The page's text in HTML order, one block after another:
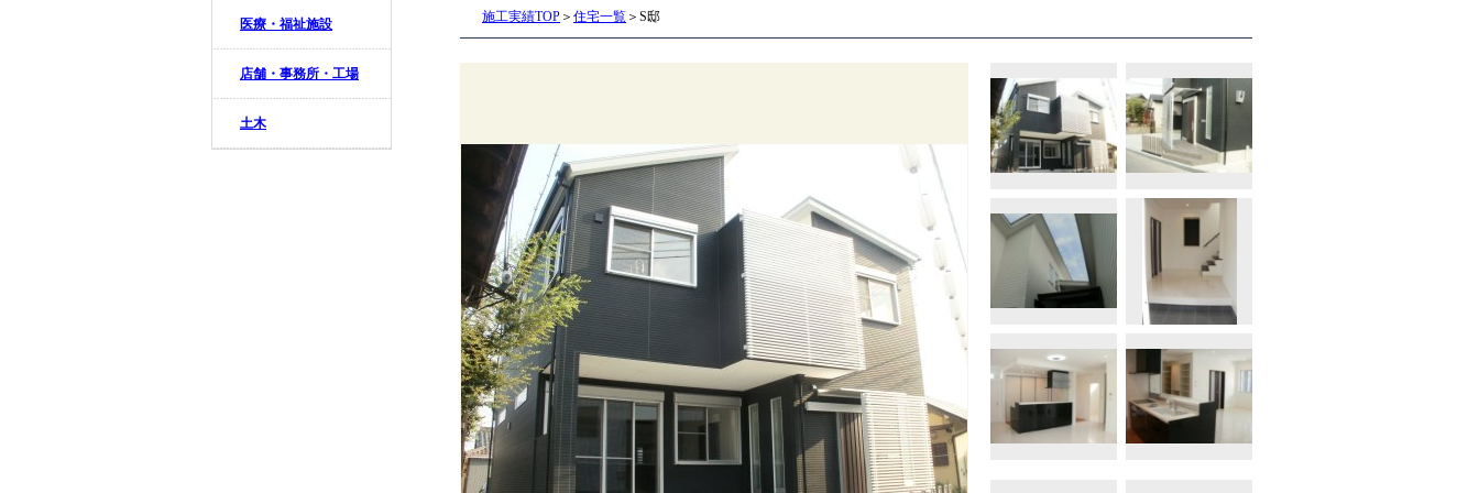
医療・福祉施設
店舗・事務所・工場
土木
施工実績TOP ＞ 住宅一覧 ＞S邸